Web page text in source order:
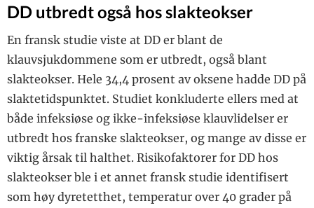
DD utbredt også hos slakteokser
En fransk studie viste at DD er blant de
klauvsjukdommene som er utbredt, også blant
slakteokser. Hele 34,4 prosent av oksene hadde DD på
slaktetidspunktet. Studiet konkluderte ellers med at
både infeksiøse og ikke-infeksiøse klauvlidelser er
utbredt hos franske slakteokser, og mange av disse er
viktig årsak til halthet. Risikofaktorer for DD hos
slakteokser ble i et annet fransk studie identifisert
som høy dyretetthet, temperatur over 40 grader på